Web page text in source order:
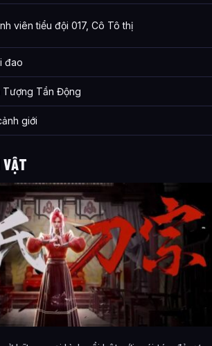
viên tiểu đội 017, Cô Tô thị
đao
Tượng Tần Động
giới